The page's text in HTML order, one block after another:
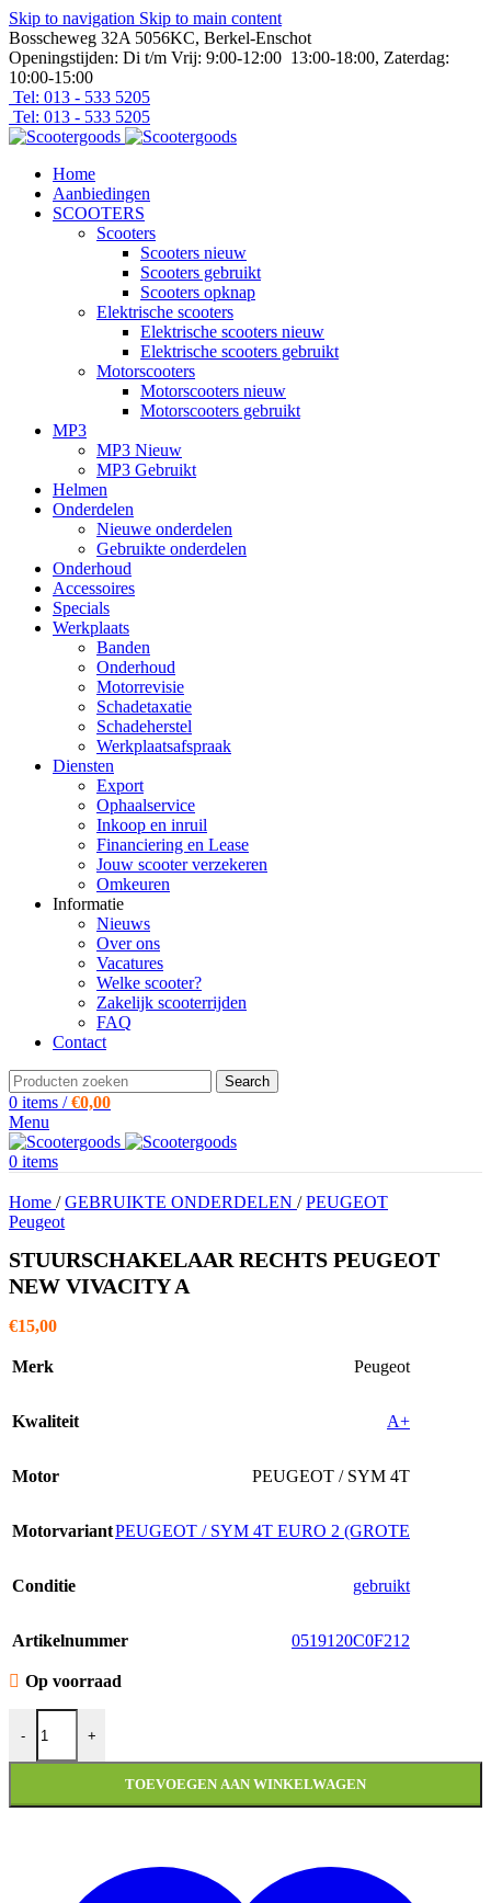
Skip to navigation Skip to main content
Bosscheweg 32A 5056KC, Berkel-Enschot
Openingstijden: Di t/m Vrij: 9:00-12:00 13:00-18:00, Zaterdag:
10:00-15:00
Tel: 013 - 533 5205
Tel: 013 - 533 5205
Home
Aanbiedingen
SCOOTERS
Scooters
Scooters nieuw
Scooters gebruikt
Scooters opknap
Elektrische scooters
Elektrische scooters nieuw
Elektrische scooters gebruikt
Motorscooters
Motorscooters nieuw
Motorscooters gebruikt
MP3
MP3 Nieuw
MP3 Gebruikt
Helmen
Onderdelen
Nieuwe onderdelen
Gebruikte onderdelen
Onderhoud
Accessoires
Specials
Werkplaats
Banden
Onderhoud
Motorrevisie
Schadetaxatie
Schadeherstel
Werkplaatsafspraak
Diensten
Export
Ophaalservice
Inkoop en inruil
Financiering en Lease
Jouw scooter verzekeren
Omkeuren
Informatie
Nieuws
Over ons
Vacatures
Welke scooter?
Zakelijk scooterrijden
FAQ
Contact
Search
0 items / €0,00
Menu
0 items
Home / GEBRUIKTE ONDERDELEN / PEUGEOT
Peugeot
STUURSCHAKELAAR RECHTS PEUGEOT
NEW VIVACITY A
€15,00
Merk Peugeot
Kwaliteit A+
Motor PEUGEOT / SYM 4T
MotorvariantPEUGEOT / SYM 4T EURO 2 (GROTE
Conditie gebruikt
Artikelnummer 0519120C0F212
Op voorraad
-
STUURSCHAKELAAR RECHTS PEUGEOT NEW VIVACITY
+
TOEVOEGEN AAN WINKELWAGEN